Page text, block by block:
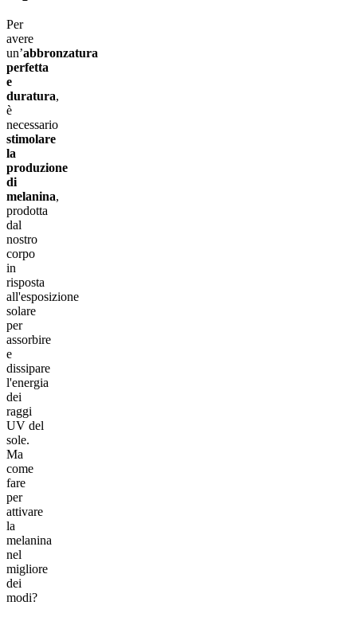
Per
avere
un’abbronzatura
perfetta
e
duratura,
è
necessario
stimolare
la
produzione
di
melanina,
prodotta
dal
nostro
corpo
in
risposta
all'esposizione
solare
per
assorbire
e
dissipare
l'energia
dei
raggi
UV del
sole.
Ma
come
fare
per
attivare
la
melanina
nel
migliore
dei
modi?